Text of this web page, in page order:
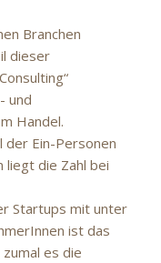
Branchen
dieser
und
Handel.
der Ein-Personen
liegt die Zahl bei
Startups mit unter
ist das
es die